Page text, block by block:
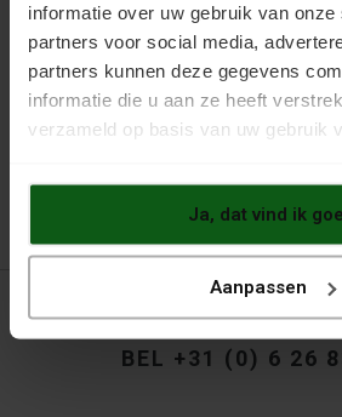
informatie over uw gebruik van onze
partners voor social media,
partners kunnen deze gegevens
informatie die u aan ze heeft
verzameld op basis van uw gebruik
Ja, dat vind ik
Aanpassen
een proefstuk aan te brengen op
plek.
VOOR VRIJBLIJVEND
BEL +31 (0) 6 26